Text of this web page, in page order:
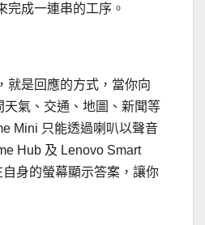
完成一連串的工序。
就是回應的方式，當你向
天氣、交通、地圖、新聞等
Mini 只能透過喇叭以聲音
Hub 及 Lenovo Smart
身的螢幕顯示答案，讓你